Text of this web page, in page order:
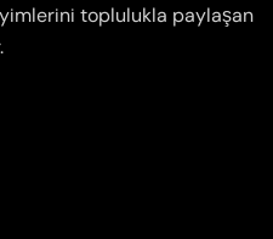
toplulukla paylaşan